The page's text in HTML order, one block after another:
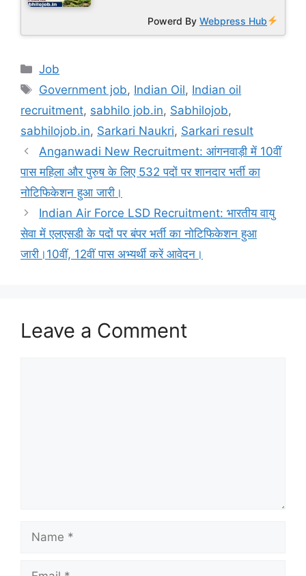
Powerd ByWebpress Hub
Categories
Job
Tags
Government job, Indian Oil, Indian oil
recruitment, sabhilo job.in, Sabhilojob,
sabhilojob.in, Sarkari Naukri, Sarkari result
Anganwadi New Recruitment: आंगनवाड़ी में 10वीं
पास महिला और पुरुष के लिए 532 पदों पर शानदार भर्ती का
नोटिफिकेशन हुआ जारी।
Indian Air Force LSD Recruitment: भारतीय वायु
सेवा में एलएसडी के पदों पर बंपर भर्ती का नोटिफिकेशन हुआ
जारी।10वीं, 12वीं पास अभ्यर्थी करें आवेदन।
Leave a Comment